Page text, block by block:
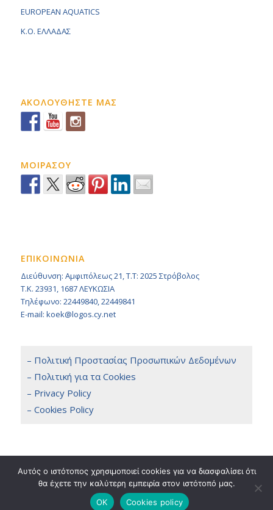
EUROPEAN AQUATICS
K.O. ΕΛΛΑΔΑΣ
ΑΚΟΛΟΥΘΗΣΤΕ ΜΑΣ
ΜΟΙΡΑΣΟΥ
ΕΠΙΚΟΙΝΩΝΙΑ
Διεύθυνση: Αμφιπόλεως 21, Τ.Τ: 2025 Στρόβολος
Τ.Κ. 23931, 1687 ΛΕΥΚΩΣΙΑ
Τηλέφωνο: 22449840, 22449841
E-mail: koek@logos.cy.net
– Πολιτική Προστασίας Προσωπικών Δεδομένων
– Πολιτική για τα Cookies
– Privacy Policy
– Cookies Policy
Copyright 2014 © KOEK, All Rights Reserved. / Powered byNETinfo Plc
Αυτός ο ιστότοπος χρησιμοποιεί cookies για να διασφαλίσει ότι
θα έχετε την καλύτερη εμπειρία στον ιστότοπό μας.
OK
Cookies policy